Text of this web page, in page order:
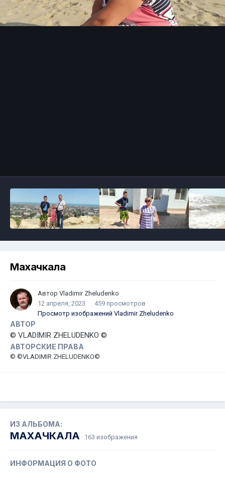
Махачкала
Автор Vladimir Zheludenko
12 апреля, 2023
459 просмотров
Просмотр изображений Vladimir Zheludenko
АВТОР
© VLADIMIR ZHELUDENKO ©
АВТОРСКИЕ ПРАВА
© ©VLADIMIR ZHELUDENKO©
ИЗ АЛЬБОМА:
МАХАЧКАЛА · 163 изображения
ИНФОРМАЦИЯ О ФОТО